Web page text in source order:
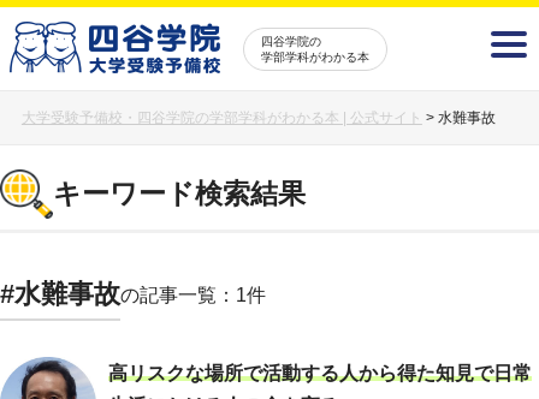
四谷学院の
学部学科がわかる本
大学受験予備校・四谷学院の学部学科がわかる本 | 公式サイト > 水難事故
キーワード検索結果
#水難事故の記事一覧：1件
高リスクな場所で活動する人から得た知見で日常